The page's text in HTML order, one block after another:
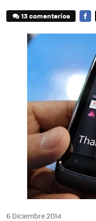
13 comentarios
6 Diciembre 2014